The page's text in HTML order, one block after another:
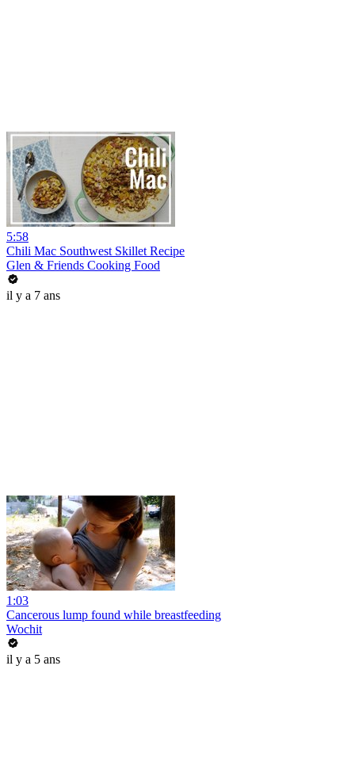
5:58
Chili Mac Southwest Skillet Recipe
Glen & Friends Cooking Food
il y a 7 ans
1:03
Cancerous lump found while breastfeeding
Wochit
il y a 5 ans